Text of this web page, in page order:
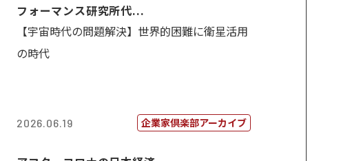
フォーマンス研究所代...
【宇宙時代の問題解決】世界的困難に衛星活用
の時代
2026.06.19 企業家倶楽部アーカイブ